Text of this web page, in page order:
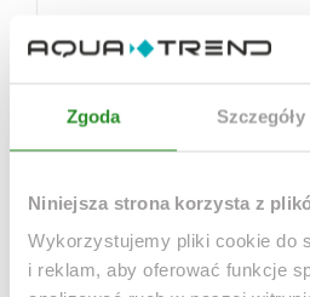
Zgoda Szczegóły
Niniejsza strona korzysta z
Wykorzystujemy pliki cookie do
i reklam, aby oferować funkcje
Automatyczna dolewka